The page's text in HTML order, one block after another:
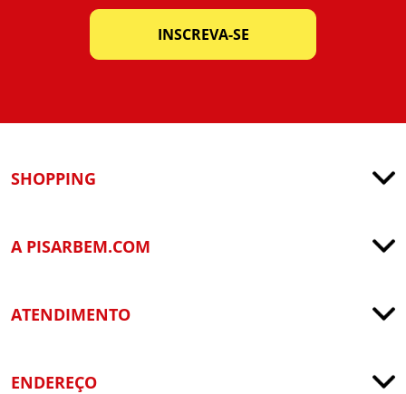
INSCREVA-SE
SHOPPING
A PISARBEM.COM
ATENDIMENTO
ENDEREÇO